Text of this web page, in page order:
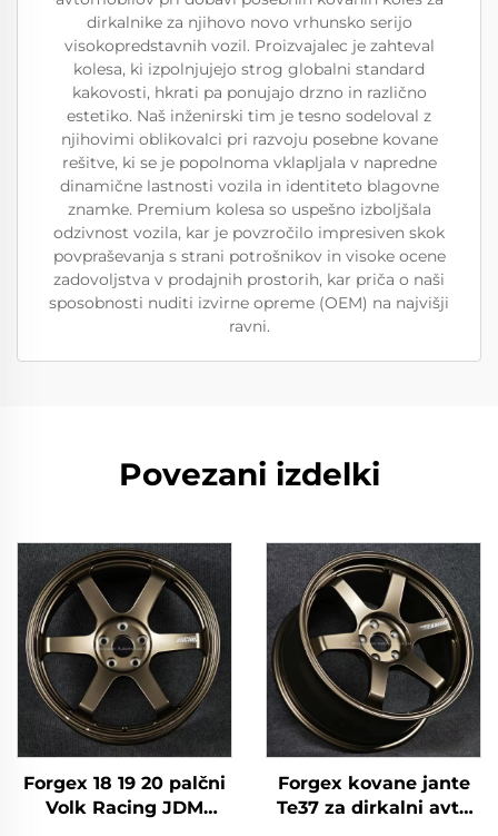
dirkalnike za njihovo novo vrhunsko serijo
visokopredstavnih vozil. Proizvajalec je zahteval
kolesa, ki izpolnjujejo strog globalni standard
kakovosti, hkrati pa ponujajo drzno in različno
estetiko. Naš inženirski tim je tesno sodeloval z
njihovimi oblikovalci pri razvoju posebne kovane
rešitve, ki se je popolnoma vklapljala v napredne
dinamične lastnosti vozila in identiteto blagovne
znamke. Premium kolesa so uspešno izboljšala
odzivnost vozila, kar je povzročilo impresiven skok
povpraševanja s strani potrošnikov in visoke ocene
zadovoljstva v prodajnih prostorih, kar priča o naši
sposobnosti nuditi izvirne opreme (OEM) na najvišji
ravni.
Povezani izdelki
Forgex 18 19 20 palčni
Volk Racing JDM
Forgex kovane jante
Te37 za dirkalni avto